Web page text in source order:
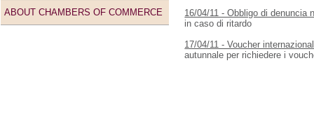
ABOUT CHAMBERS OF COMMERCE
16/04/11 - Obbligo di
in caso di ritardo
17/04/11 - Voucher
autunnale per richiedere i